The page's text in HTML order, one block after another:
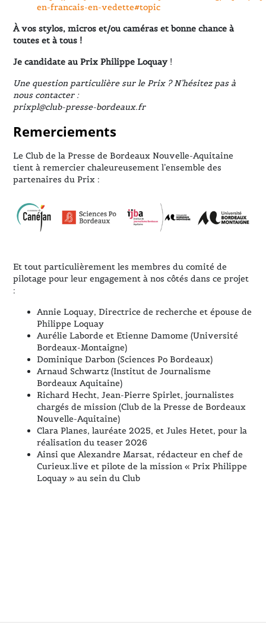
en-francais-en-vedette#topic
À vos stylos, micros et/ou caméras et bonne chance à
toutes et à tous !
Je candidate au Prix Philippe Loquay !
Une question particulière sur le Prix ? N’hésitez pas à
nous contacter :
prixpl@club-presse-bordeaux.fr
Remerciements
Le Club de la Presse de Bordeaux Nouvelle-Aquitaine
tient à remercier chaleureusement l’ensemble des
partenaires du Prix :
Et tout particulièrement les membres du comité de
pilotage pour leur engagement à nos côtés dans ce projet
:
Annie Loquay, Directrice de recherche et épouse de
Philippe Loquay
Aurélie Laborde et Etienne Damome (Université
Bordeaux-Montaigne)
Dominique Darbon (Sciences Po Bordeaux)
Arnaud Schwartz (Institut de Journalisme
Bordeaux Aquitaine)
Richard Hecht, Jean-Pierre Spirlet, journalistes
chargés de mission (Club de la Presse de Bordeaux
Nouvelle-Aquitaine)
Clara Planes, lauréate 2025, et Jules Hetet, pour la
réalisation du teaser 2026
Ainsi que Alexandre Marsat, rédacteur en chef de
Curieux.live et pilote de la mission « Prix Philippe
Loquay » au sein du Club